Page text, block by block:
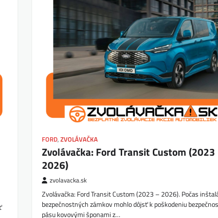
FORD, ZVOLÁVAČKA
Zvolávačka: Ford Transit Custom
2026)
zvolavacka.sk
Zvolávačka: Ford Transit Custom (2023 – 2026). Počas
bezpečnostných zámkov mohlo dôjsť k poškodeniu
pásu kovovými šponami z…